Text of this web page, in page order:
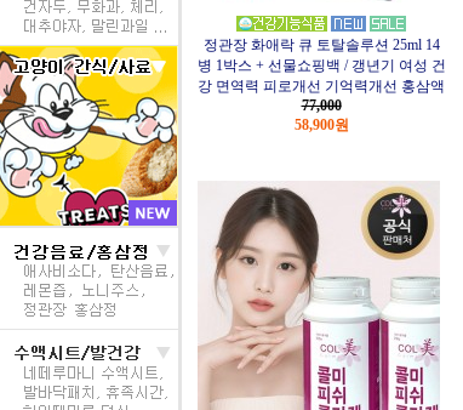
정관장 화애락 큐 토탈솔루션 25ml 14
병 1박스 + 선물쇼핑백 / 갱년기 여성 건
강 면역력 피로개선 기억력개선 홍삼액
77,000
58,900원